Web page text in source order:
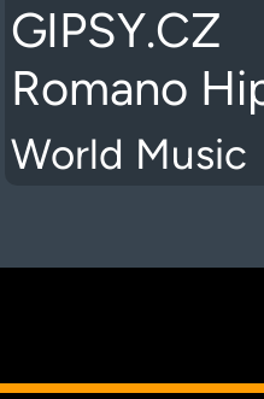
GIPSY.CZ
Romano
World Music